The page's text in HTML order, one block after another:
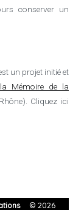
conserver un
un projet initié et
Mémoire de la
Cliquez ici
© 2026